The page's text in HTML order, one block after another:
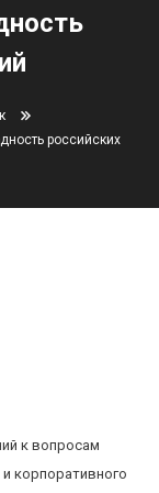
российских
корпоративного